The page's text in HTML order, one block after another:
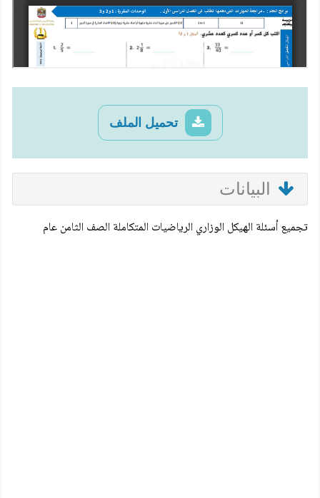
تحميل الملف
البيانات
تجميع أسئلة الهيكل الوزاري الرياضيات المتكاملة الصف الثامن عام